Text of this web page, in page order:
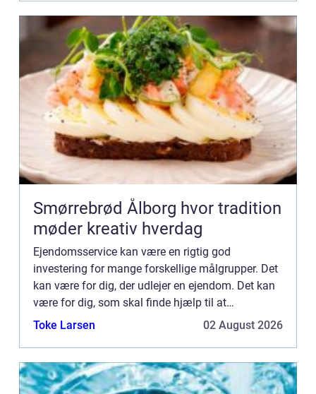
Smørrebrød Ålborg hvor tradition
møder kreativ hverdag
Ejendomsservice kan være en rigtig god
investering for mange forskellige målgrupper. Det
kan være for dig, der udlejer en ejendom. Det kan
være for dig, som skal finde hjælp til at
vedligeholde virksomhedens domicil. Som du nok
Toke Larsen 02 August 2026